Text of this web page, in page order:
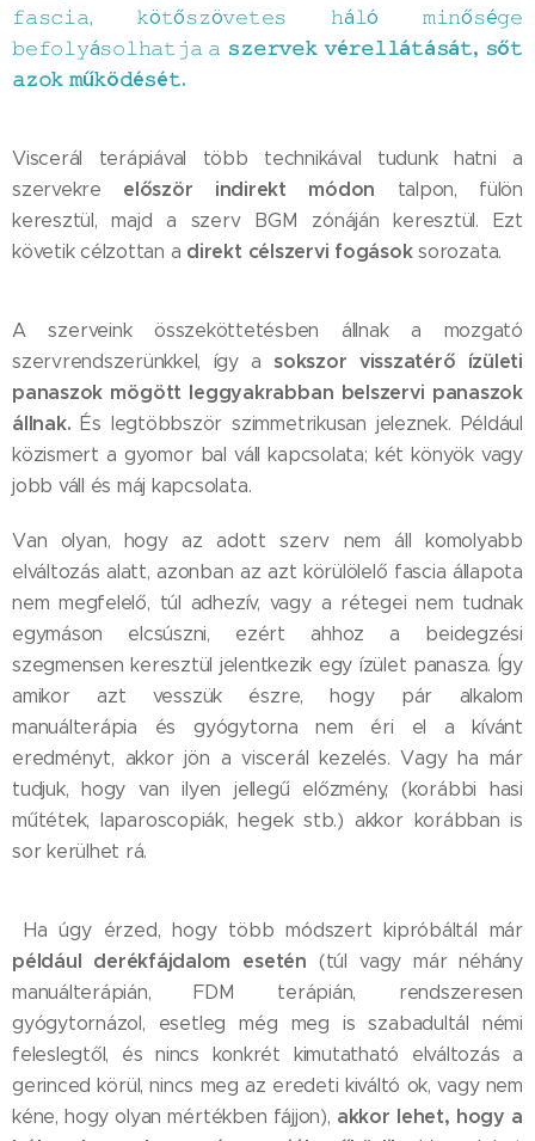
𝚏𝚊𝚜𝚌𝚒𝚊, 𝚔ö𝚝ő𝚜𝚣ö𝚟𝚎𝚝𝚎𝚜 𝚑á𝚕ó 𝚖𝚒𝚗ő𝚜é𝚐𝚎
𝚋𝚎𝚏𝚘𝚕𝚢á𝚜𝚘𝚕𝚑𝚊𝚝𝚓𝚊 𝚊 𝚜𝚣𝚎𝚛𝚟𝚎𝚔 𝚟é𝚛𝚎𝚕𝚕á𝚝á𝚜á𝚝, 𝚜ő𝚝
𝚊𝚣𝚘𝚔 𝚖ű𝚔ö𝚍é𝚜é𝚝.
Viscerál terápiával több technikával tudunk hatni a
szervekre először indirekt módon talpon, fülön
keresztül, majd a szerv BGM zónáján keresztül. Ezt
követik célzottan a direkt célszervi fogásoksorozata.
A szerveink összeköttetésben állnak a mozgató
szervrendszerünkkel, így asokszor visszatérő ízületi
panaszok mögött leggyakrabban belszervi panaszok
állnak. És legtöbbször szimmetrikusan jeleznek. Például
közismert a gyomor bal váll kapcsolata; két könyök vagy
jobb váll és máj kapcsolata.
Van olyan, hogy az adott szerv nem áll komolyabb
elváltozás alatt, azonban az azt körülölelő fascia állapota
nem megfelelő, túl adhezív, vagy a rétegei nem tudnak
egymáson elcsúszni, ezért ahhoz a beidegzési
szegmensen keresztül jelentkezik egy ízület panasza. Így
amikor azt vesszük észre, hogy pár alkalom
manuálterápia és gyógytorna nem éri el a kívánt
eredményt, akkor jön a viscerál kezelés. Vagy ha már
tudjuk, hogy van ilyen jellegű előzmény, (korábbi hasi
műtétek, laparoscopiák, hegek stb.) akkor korábban is
sor kerülhet rá.
Ha úgy érzed, hogy több módszert kipróbáltál már
például derékfájdalom esetén (túl vagy már néhány
manuálterápián, FDM terápián, rendszeresen
gyógytornázol, esetleg még meg is szabadultál némi
feleslegtől, és nincs konkrét kimutatható elváltozás a
gerinced körül, nincs meg az eredeti kiváltó ok, vagy nem
kéne, hogy olyan mértékben fájjon), akkor lehet, hogy a